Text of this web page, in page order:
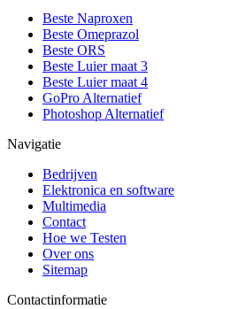
Beste Naproxen
Beste Omeprazol
Beste ORS
Beste Luier maat 3
Beste Luier maat 4
GoPro Alternatief
Photoshop Alternatief
Navigatie
Bedrijven
Elektronica en software
Multimedia
Contact
Hoe we Testen
Over ons
Sitemap
Contactinformatie